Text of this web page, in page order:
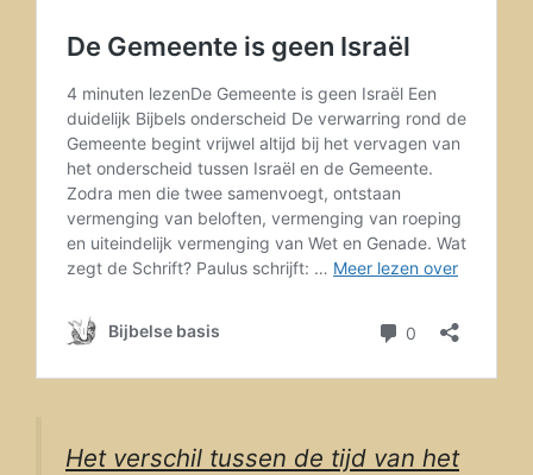
Het verschil tussen de tijd van het